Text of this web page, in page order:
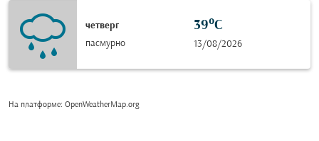
четверг
пасмурно
39°C
13/08/2026
На платформе: OpenWeatherMap.org